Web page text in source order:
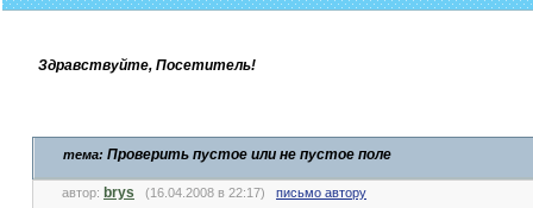
Здравствуйте, Посетитель!
тема: Проверить пустое или не пустое поле
автор: brys (16.04.2008 в 22:17) письмо автору